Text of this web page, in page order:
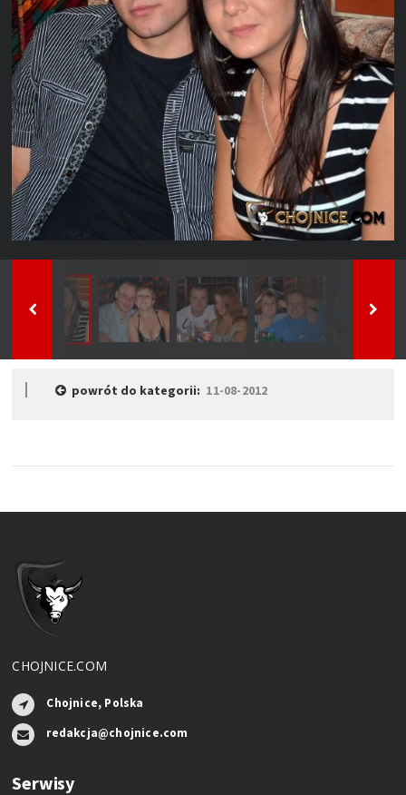
powrót do kategorii: 11-08-2012
CHOJNICE.COM
Chojnice, Polska
redakcja@chojnice.com
Serwisy